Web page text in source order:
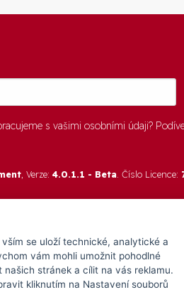
s vašimi osobními údaji?
, Verze: 4.0.1.1 - Beta. Číslo Licence:
programuMedializujeme
se uloží technické, analytické a
vám mohli umožnit pohodlné
stránek a cílit na vás reklamu.
kliknutím na Nastavení souborů